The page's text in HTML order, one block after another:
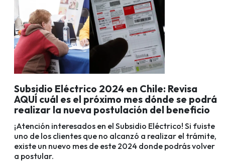
Subsidio Eléctrico 2024 en Chile: Revisa
AQUÍ cuál es el próximo mes dónde se podrá
realizar la nueva postulación del beneficio
¡Atención interesados en el Subsidio Eléctrico! Si fuiste
uno de los clientes que no alcanzó a realizar el trámite,
existe un nuevo mes de este 2024 donde podrás volver
a postular.